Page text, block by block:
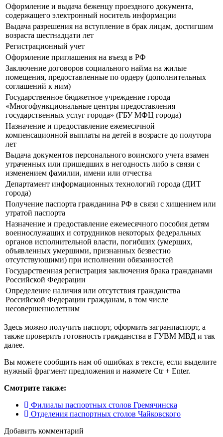
Оформление и выдача беженцу проездного документа,
содержащего электронный носитель информации
Выдача разрешения на вступление в брак лицам, достигшим
возраста шестнадцати лет
Регистрационный учет
Оформление приглашения на въезд в РФ
Заключение договоров социального найма на жилые
помещения, предоставленные по ордеру (дополнительных
соглашений к ним)
Государственное бюджетное учреждение города
«Многофункциональные центры предоставления
государственных услуг города» (ГБУ МФЦ города)
Назначение и предоставление ежемесячной
компенсационной выплаты на детей в возрасте до полутора
лет
Выдача документов персонального воинского учета взамен
утраченных или пришедших в негодность либо в связи с
изменением фамилии, имени или отчества
Департамент информационных технологий города (ДИТ
города)
Получение паспорта гражданина РФ в связи с хищением или
утратой паспорта
Назначение и предоставление ежемесячного пособия детям
военнослужащих и сотрудников некоторых федеральных
органов исполнительной власти, погибших (умерших,
объявленных умершими, признанных безвестно
отсутствующими) при исполнении обязанностей
Государственная регистрация заключения брака гражданами
Российской Федерации
Определение наличия или отсутствия гражданства
Российской Федерации гражданам, в том числе
несовершеннолетним
Здесь можно получить паспорт, оформить загранпаспорт, а
также проверить готовность гражданства в ГУВМ МВД и так
далее.
Вы можете сообщить нам об ошибках в тексте, если выделите
нужный фрагмент предложения и нажмете Ctr + Enter.
Смотрите также:
Филиалы паспортных столов Гремячинска
Отделения паспортных столов Чайковского
Добавить комментарий